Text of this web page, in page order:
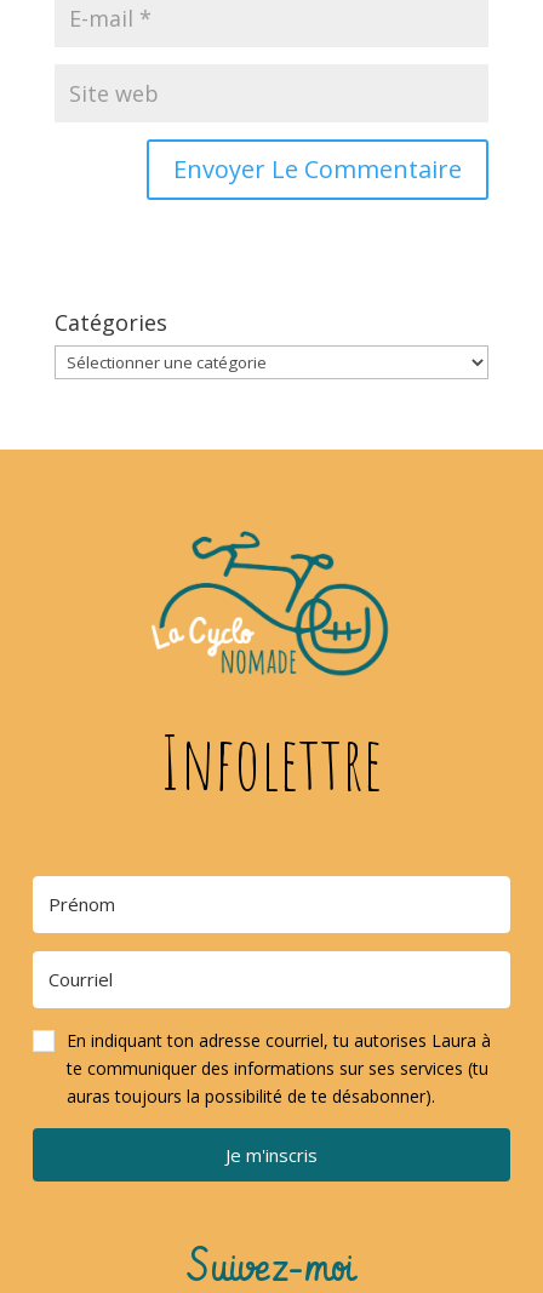
Catégories
Catégories
Infolettre
En indiquant ton adresse courriel, tu autorises Laura à
te communiquer des informations sur ses services (tu
auras toujours la possibilité de te désabonner).
Je m'inscris
Suivez-moi